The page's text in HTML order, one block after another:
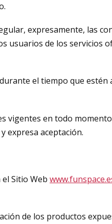
expresamente, las
de los servicios
el tiempo que estén
vigentes en todo
expresa aceptación.
Sitio Web
de los productos